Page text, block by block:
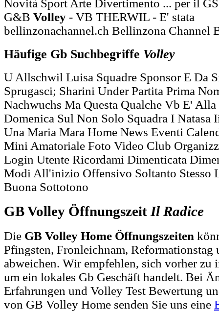
Novità Sport Arte Divertimento ... per il
G&B Volley - VB THERWIL - E' stata
bellinzonachannel.ch Bellinzona Channel
Häufige Gb Suchbegriffe Volley
U Allschwil Luisa Squadre Sponsor E Da
Sprugasci; Sharini Under Partita Prima
Nachwuchs Ma Questa Qualche Vb E'
Domenica Sul Non Solo Squadra I Natasa
Una Maria Mara Home News Eventi
Mini Amatoriale Foto Video Club
Login Utente Ricordami Dimenticata
Modi All'inizio Offensivo Soltanto Stesso
Buona Sottotono
GB Volley ÖffnungszeitIl Radice
Die GB Volley Home Öffnungszeiten
Pfingsten, Fronleichnam,
abweichen. Wir empfehlen, sich vorher zu
um ein lokales Gb Geschäft handelt. Bei
Erfahrungen und Volley Test Bewertung
von GB Volley Home senden Sie uns eine